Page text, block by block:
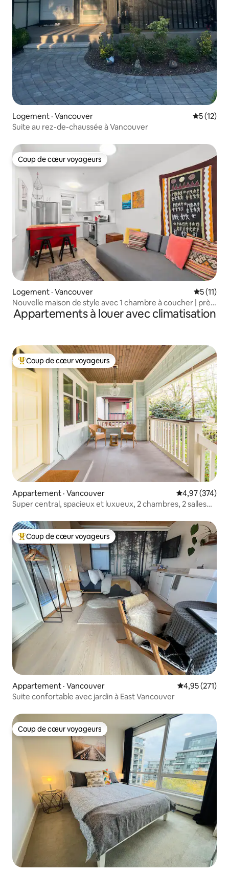
Logement · Vancouver Note
5 (12)
Suite au rez-de-chaussée à Vancouver
Coup de cœur voyageurs
Coup de cœur voyageurs
Logement · Vancouver Note
5 (11)
Nouvelle maison de style avec 1 chambre à coucher | près
du parc
Appartements à louer avec climatisation
Coup de cœur voyageurs parmi les plus aimés
Coup de cœur voyageurs
Appartement · Vancouver Note
4,97 (374)
Super central, spacieux et luxueux, 2 chambres, 2 salles
Coup de cœur voyageurs parmi les plus aimés
Coup de cœur voyageurs
Appartement · Vancouver Note
4,95 (271)
Suite confortable avec jardin à East Vancouver
Coup de cœur voyageurs
Coup de cœur voyageurs